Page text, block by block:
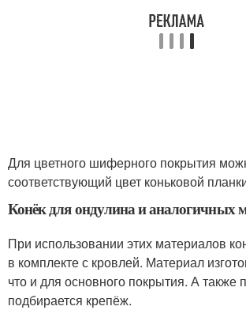
Для цветного шиферного покрытия
соответствующий цвет коньковой
Конёк для ондулина и аналогичных
При использовании этих материалов
в комплекте с кровлей. Материал
что и для основного покрытия. А также
подбирается крепёж.